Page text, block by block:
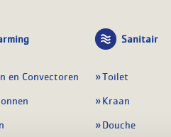
en Convectoren
Sanitair
Toilet
Kraan
Douche